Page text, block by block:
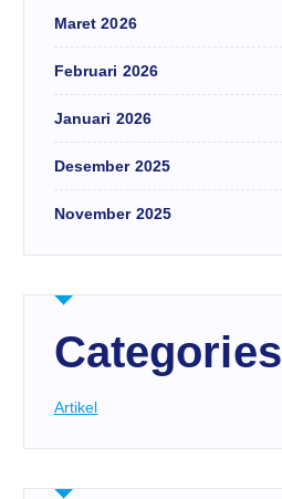
Maret 2026
Februari 2026
Januari 2026
Desember 2025
November 2025
Categories
Artikel